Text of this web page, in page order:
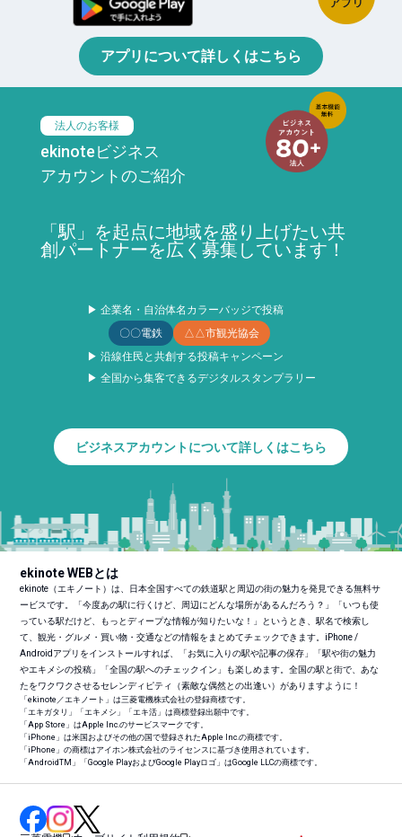
アプリについて詳しくはこちら
法人のお客様
ekinoteビジネス
アカウントのご紹介
「駅」を起点に地域を盛り上げたい共
創パートナーを広く募集しています！
▶ 企業名・自治体名カラーバッジで投稿
〇〇電鉄
△△市観光協会
▶ 沿線住民と共創する投稿キャンペーン
▶ 全国から集客できるデジタルスタンプラリー
ビジネスアカウントについて詳しくはこちら
ekinote WEBとは
ekinote（エキノート）は、日本全国すべての鉄道駅と周辺の街の魅力を発見できる無料サ
ービスです。「今度あの駅に行くけど、周辺にどんな場所があるんだろう？」「いつも使
っている駅だけど、もっとディープな情報が知りたいな！」というとき、駅名で検索し
て、観光・グルメ・買い物・交通などの情報をまとめてチェックできます。iPhone /
Androidアプリをインストールすれば、「お気に入りの駅や記事の保存」「駅や街の魅力
やエキメシの投稿」「全国の駅へのチェックイン」も楽しめます。全国の駅と街で、あな
たをワクワクさせるセレンディピティ（素敵な偶然との出逢い）がありますように！
「ekinote／エキノート」は三菱電機株式会社の登録商標です。
「エキガタリ」「エキメシ」「エキ活」は商標登録出願中です。
「App Store」はApple Inc.のサービスマークです。
「iPhone」は米国およびその他の国で登録されたApple Inc.の商標です。
「iPhone」の商標はアイホン株式会社のライセンスに基づき使用されています。
「AndroidTM 」「Google PlayおよびGoogle Playロゴ」はGoogle LLCの商標です。